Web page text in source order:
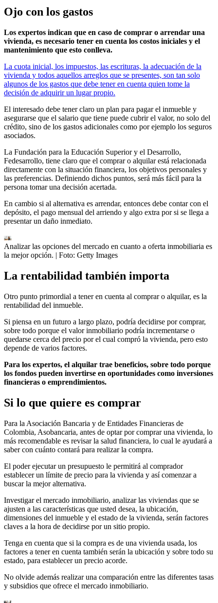
Ojo con los gastos
Los expertos indican que en caso de comprar o arrendar una
vivienda, es necesario tener en cuenta los costos iniciales y el
mantenimiento que esto conlleva.
La cuota inicial, los impuestos, las escrituras, la adecuación de la
vivienda y todos aquellos arreglos que se presentes, son tan solo
algunos de los gastos que debe tener en cuenta quien tome la
decisión de adquirir un lugar propio.
El interesado debe tener claro un plan para pagar el inmueble y
asegurarse que el salario que tiene puede cubrir el valor, no solo del
crédito, sino de los gastos adicionales como por ejemplo los seguros
asociados.
La Fundación para la Educación Superior y el Desarrollo,
Fedesarrollo, tiene claro que el comprar o alquilar está relacionada
directamente con la situación financiera, los objetivos personales y
las preferencias. Definiendo dichos puntos, será más fácil para la
persona tomar una decisión acertada.
En cambio si al alternativa es arrendar, entonces debe contar con el
depósito, el pago mensual del arriendo y algo extra por si se llega a
presentar un daño inmediato.
Analizar las opciones del mercado en cuanto a oferta inmobiliaria es
la mejor opción. | Foto: Getty Images
La rentabilidad también importa
Otro punto primordial a tener en cuenta al comprar o alquilar, es la
rentabilidad del inmueble.
Si piensa en un futuro a largo plazo, podría decidirse por comprar,
sobre todo porque el valor inmobiliario podría incrementarse o
quedarse cerca del precio por el cual compró la vivienda, pero esto
depende de varios factores.
Para los expertos, el alquilar trae beneficios, sobre todo porque
los fondos pueden invertirse en oportunidades como inversiones
financieras o emprendimientos.
Si lo que quiere es comprar
Para la Asociación Bancaria y de Entidades Financieras de
Colombia, Asobancaria, antes de optar por comprar una vivienda, lo
más recomendable es revisar la salud financiera, lo cual le ayudará a
saber con cuánto contará para realizar la compra.
El poder ejecutar un presupuesto le permitirá al comprador
establecer un límite de precio para la vivienda y así comenzar a
buscar la mejor alternativa.
Investigar el mercado inmobiliario, analizar las viviendas que se
ajusten a las características que usted desea, la ubicación,
dimensiones del inmueble y el estado de la vivienda, serán factores
claves a la hora de decidirse por un sitio propio.
Tenga en cuenta que si la compra es de una vivienda usada, los
factores a tener en cuenta también serán la ubicación y sobre todo su
estado, para establecer un precio acorde.
No olvide además realizar una comparación entre las diferentes tasas
y subsidios que ofrece el mercado inmobiliario.